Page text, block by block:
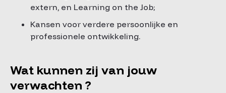
extern, en Learning on the Job;
Kansen voor verdere persoonlijke en
professionele ontwikkeling.
Wat kunnen zij van jouw
verwachten ?